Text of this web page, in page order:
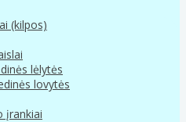
(kilpos)
lėlytės
lovytės
įrankiai